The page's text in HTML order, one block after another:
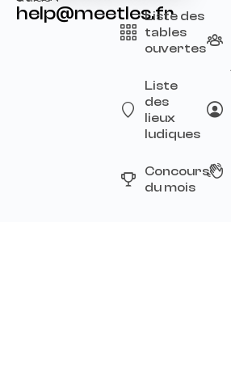
help@meetles.frListe des
tables
ouvertes
Liste
des
lieux
ludiques
Concours
du mois